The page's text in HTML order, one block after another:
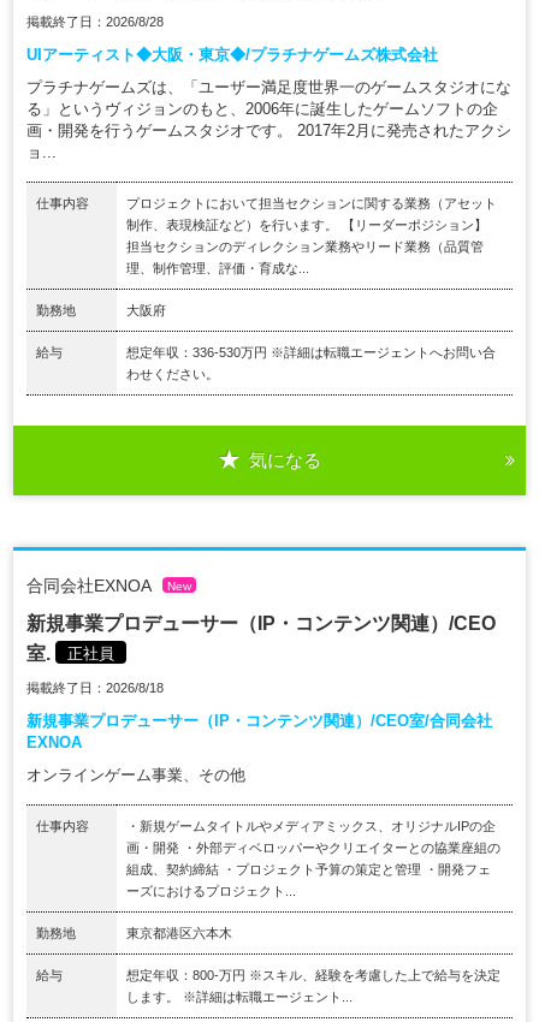
掲載終了日：2026/8/28
UIアーティスト◆大阪・東京◆/プラチナゲームズ株式会社
プラチナゲームズは、「ユーザー満足度世界一のゲームスタジオにな
る」というヴィジョンのもと、2006年に誕生したゲームソフトの企
画・開発を行うゲームスタジオです。 2017年2月に発売されたアクシ
ョ...
仕事内容
プロジェクトにおいて担当セクションに関する業務（アセット
制作、表現検証など）を行います。 【リーダーポジション】
担当セクションのディレクション業務やリード業務（品質管
理、制作管理、評価・育成な...
勤務地 大阪府
給与
想定年収：336-530万円 ※詳細は転職エージェントへお問い合
わせください。
気になる
合同会社EXNOA New
新規事業プロデューサー（IP・コンテンツ関連）/CEO
室.
正社員
掲載終了日：2026/8/18
新規事業プロデューサー（IP・コンテンツ関連）/CEO室/合同会社
EXNOA
オンラインゲーム事業、その他
仕事内容
・新規ゲームタイトルやメディアミックス、オリジナルIPの企
画・開発 ・外部ディベロッパーやクリエイターとの協業座組の
組成、契約締結 ・プロジェクト予算の策定と管理 ・開発フェ
ーズにおけるプロジェクト...
勤務地 東京都港区六本木
給与
想定年収：800-万円 ※スキル、経験を考慮した上で給与を決定
します。 ※詳細は転職エージェント...